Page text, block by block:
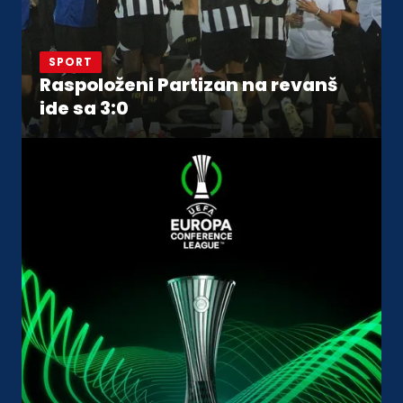
SPORT
Raspoloženi Partizan na revanš
ide sa 3:0